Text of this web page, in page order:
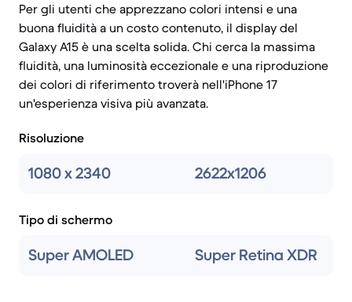
Per gli utenti che apprezzano colori intensi e una
buona fluidità a un costo contenuto, il display del
Galaxy A15 è una scelta solida. Chi cerca la massima
fluidità, una luminosità eccezionale e una riproduzione
dei colori di riferimento troverà nell'iPhone 17
un'esperienza visiva più avanzata.
Risoluzione
1080 x 2340 2622x1206
Tipo di schermo
Super AMOLED Super Retina XDR